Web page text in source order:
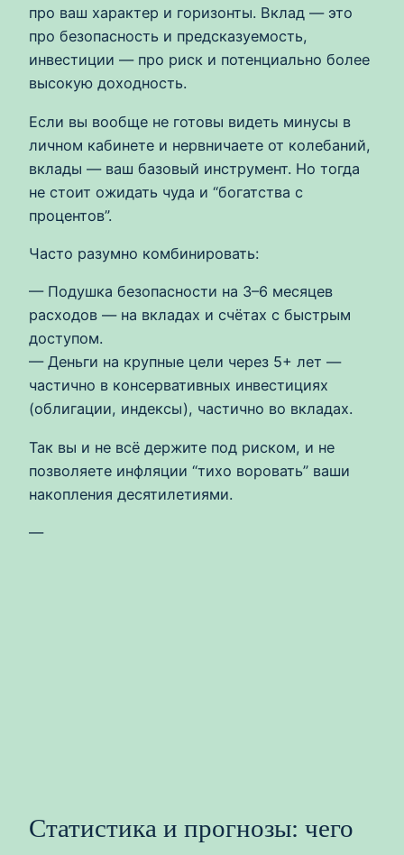
про ваш характер и горизонты. Вклад — это
про безопасность и предсказуемость,
инвестиции — про риск и потенциально более
высокую доходность.
Если вы вообще не готовы видеть минусы в
личном кабинете и нервничаете от колебаний,
вклады — ваш базовый инструмент. Но тогда
не стоит ожидать чуда и “богатства с
процентов”.
Часто разумно комбинировать:
— Подушка безопасности на 3–6 месяцев
расходов — на вкладах и счётах с быстрым
доступом.
— Деньги на крупные цели через 5+ лет —
частично в консервативных инвестициях
(облигации, индексы), частично во вкладах.
Так вы и не всё держите под риском, и не
позволяете инфляции “тихо воровать” ваши
накопления десятилетиями.
—
Статистика и прогнозы: чего